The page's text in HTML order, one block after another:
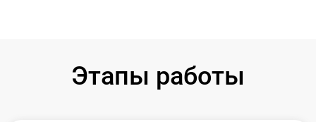
Этапы работы